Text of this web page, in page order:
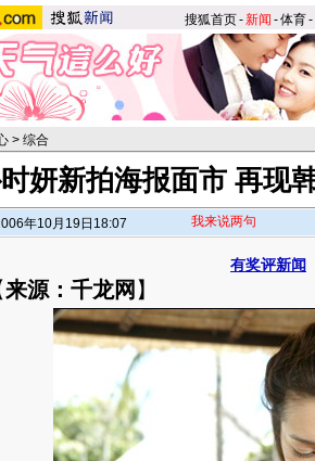
搜狐首页-新闻 -体育-
> 综合
妍新拍海报面市 再现
年10月19日18:07 我来说两句
有奖评新闻
来源：千龙网 】